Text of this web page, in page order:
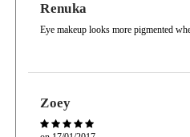
Renuka
Eye makeup looks more pigmented
Zoey